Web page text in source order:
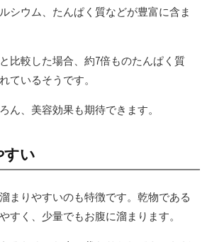
シウム、たんぱく質などが豊富に含ま
比較した場合、約7倍ものたんぱく質
ているそうです。
ん、美容効果も期待できます。
すい
まりやすいのも特徴です。乾物である
すく、少量でもお腹に溜まります。